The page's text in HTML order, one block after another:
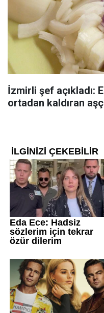
İzmirli şef açıkladı:
ortadan kaldıran